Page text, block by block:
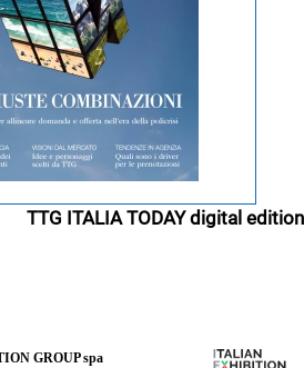
TTG ITALIA TODAY digital edition
GROUP spa